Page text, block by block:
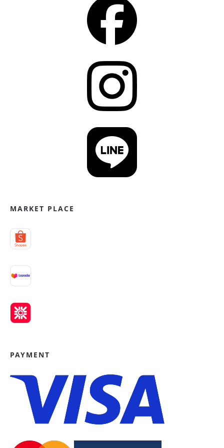
MARKET PLACE
PAYMENT